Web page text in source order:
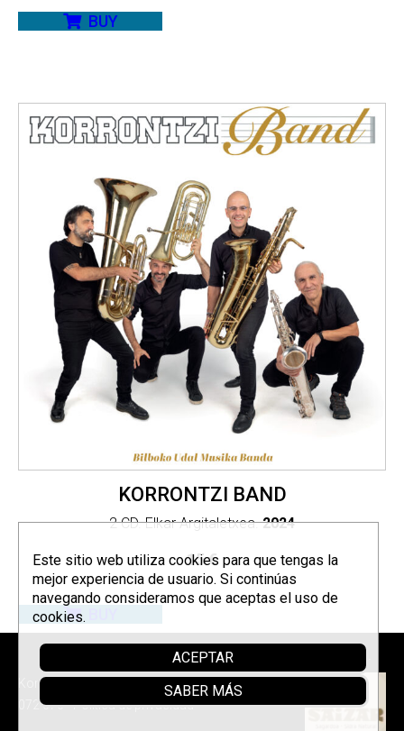
BUY
KORRONTZI BAND
2 CD. Elkar Argitaletxea.2024
15€
Korrontzi © 2026 - Tel. (+34) 618
072 076 -Política de privacidad
Este sitio web utiliza cookies para que tengas la
mejor experiencia de usuario. Si continúas
navegando consideramos que aceptas el uso de
cookies.
ACEPTAR
SABER MÁS